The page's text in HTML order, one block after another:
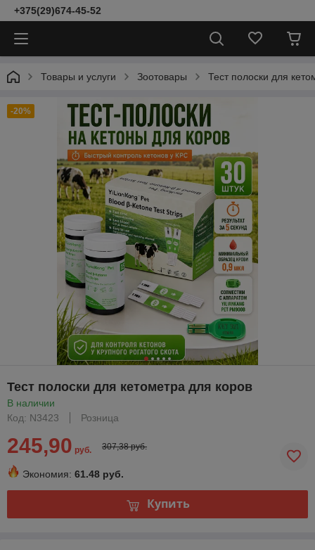
+375(29)674-45-52
Товары и услуги Зоотовары Тест полоски для
-20%
Тест полоски для кетометра для коров
В наличии
Код: N3423
Розница
245,90 руб. 307,38 руб.
Экономия: 61.48 руб.
Купить